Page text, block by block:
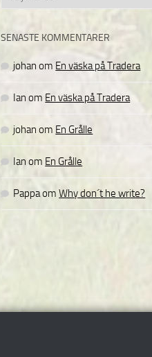
SENASTE KOMMENTARER
johan om En väska på Tradera
Ian om En väska på Tradera
johan om En Grålle
Ian om En Grålle
PappaomWhy don´t he write?